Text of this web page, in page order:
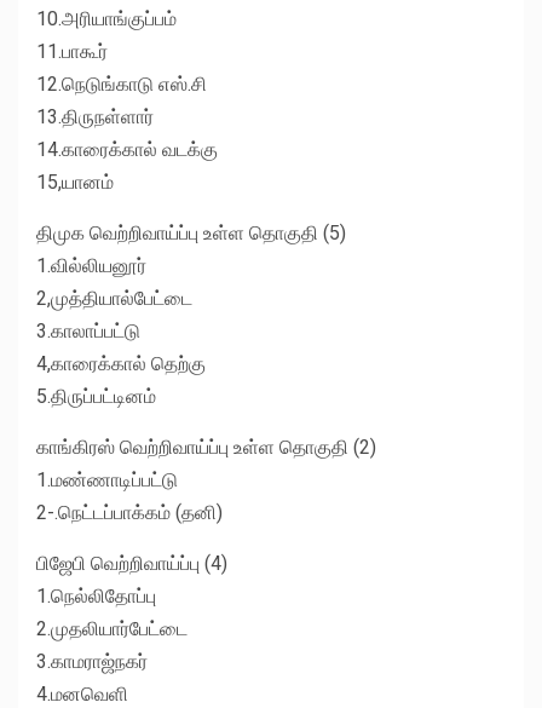
10.அரியாங்குப்பம்
11.பாகூர்
12.நெடுங்காடு எஸ்.சி
13.திருநள்ளார்
14.காரைக்கால் வடக்கு
15,யானம்
திமுக வெற்றிவாய்ப்பு உள்ள தொகுதி (5)
1.வில்லியனூர்
2,முத்தியால்பேட்டை
3.காலாப்பட்டு
4,காரைக்கால் தெற்கு
5.திருப்பட்டினம்
காங்கிரஸ் வெற்றிவாய்ப்பு உள்ள தொகுதி (2)
1.மண்ணாடிப்பட்டு
2-.நெட்டப்பாக்கம் (தனி)
பிஜேபி வெற்றிவாய்ப்பு (4)
1.நெல்லிதோப்பு
2.முதலியார்பேட்டை
3.காமராஜ்நகர்
4.மனவெளி